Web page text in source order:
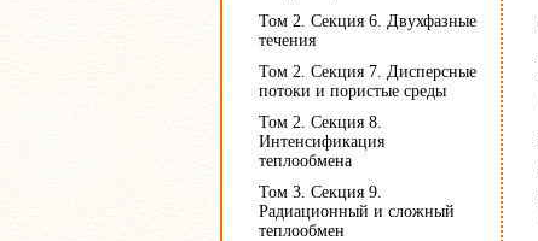
Том 2. Секция 6. Двухфазные
течения
Том 2. Секция 7. Дисперсные
потоки и пористые среды
Том 2. Секция 8.
Интенсификация
теплообмена
Том 3. Секция 9.
Радиационный и сложный
теплообмен